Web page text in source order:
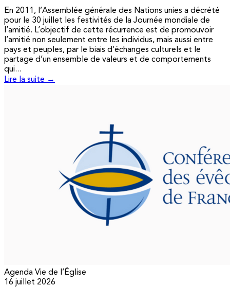
En 2011, l’Assemblée générale des Nations unies a décrété
pour le 30 juillet les festivités de la Journée mondiale de
l’amitié. L’objectif de cette récurrence est de promouvoir
l’amitié non seulement entre les individus, mais aussi entre
pays et peuples, par le biais d’échanges culturels et le
partage d’un ensemble de valeurs et de comportements
qui...
Lire la suite →
Agenda Vie de l’Église
16 juillet 2026